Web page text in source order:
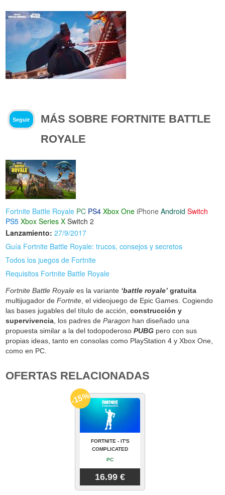
Seguir
MÁS SOBRE FORTNITE BATTLE
ROYALE
Fortnite Battle Royale PC PS4 Xbox One iPhone Android Switch
PS5 Xbox Series X Switch 2
Lanzamiento: 27/9/2017
Guía Fortnite Battle Royale: trucos, consejos y secretos
Todos los juegos de Fortnite
Requisitos Fortnite Battle Royale
Fortnite Battle Royale es la variante ‘battle royale’ gratuita
multijugador deFortnite , el videojuego de Epic Games. Cogiendo
las bases jugables del título de acción,construcción y
supervivencia , los padres deParagon han diseñado una
propuesta similar a la del todopoderosoPUBG pero con sus
propias ideas, tanto en consolas como PlayStation 4 y Xbox One,
como en PC.
OFERTAS RELACIONADAS
FORTNITE - IT'S
COMPLICATED
PC
16.99 €
-15%